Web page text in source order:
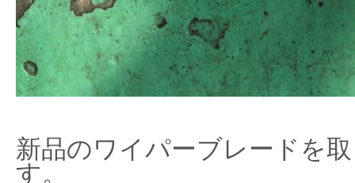
新品のワイパーブレードを
す。